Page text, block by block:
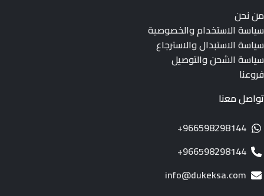
من نحن
سياسة الاستخدام والخصوصية
سياسة الاستبدال والاسترجاع
سياسة الشحن والتوصيل
فروعنا
تواصل معنا
966598298144+
966598298144+
info@dukeksa.com